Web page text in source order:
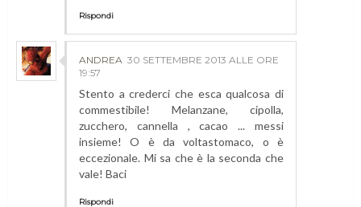
Rispondi
ANDREA 30 SETTEMBRE 2013 ALLE ORE
19:57
Stento a crederci che esca qualcosa di
commestibile! Melanzane, cipolla,
zucchero, cannella , cacao ... messi
insieme! O è da voltastomaco, o è
eccezionale. Mi sa che è la seconda che
vale! Baci
Rispondi